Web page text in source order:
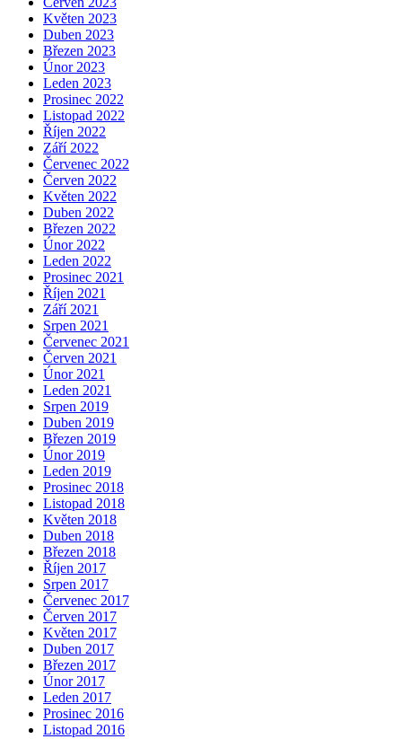
Květen 2023
Duben 2023
Březen 2023
Únor 2023
Leden 2023
Prosinec 2022
Listopad 2022
Říjen 2022
Září 2022
Červenec 2022
Červen 2022
Květen 2022
Duben 2022
Březen 2022
Únor 2022
Leden 2022
Prosinec 2021
Říjen 2021
Září 2021
Srpen 2021
Červenec 2021
Červen 2021
Únor 2021
Leden 2021
Srpen 2019
Duben 2019
Březen 2019
Únor 2019
Leden 2019
Prosinec 2018
Listopad 2018
Květen 2018
Duben 2018
Březen 2018
Říjen 2017
Srpen 2017
Červenec 2017
Červen 2017
Květen 2017
Duben 2017
Březen 2017
Únor 2017
Leden 2017
Prosinec 2016
Listopad 2016